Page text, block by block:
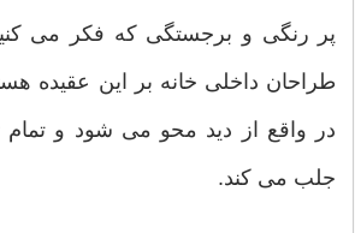
پر رنگی و برجستگی که فکر می
طراحان داخلی خانه بر این عقیده
در واقع از دید محو می شود و تمام
جلب می کند.